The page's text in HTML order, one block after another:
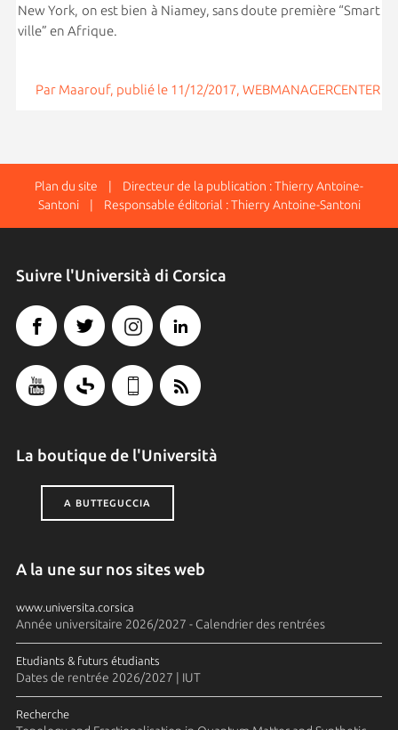
New York, on est bien à Niamey, sans doute première “Smart
ville” en Afrique.
Par Maarouf, publié le 11/12/2017, WEBMANAGERCENTER
Plan du site | Directeur de la publication : Thierry Antoine-
Santoni | Responsable éditorial : Thierry Antoine-Santoni
Suivre l'Università di Corsica
La boutique de l'Università
A BUTTEGUCCIA
A la une sur nos sites web
www.universita.corsica
Année universitaire 2026/2027 - Calendrier des rentrées
Etudiants & futurs étudiants
Dates de rentrée 2026/2027 | IUT
Recherche